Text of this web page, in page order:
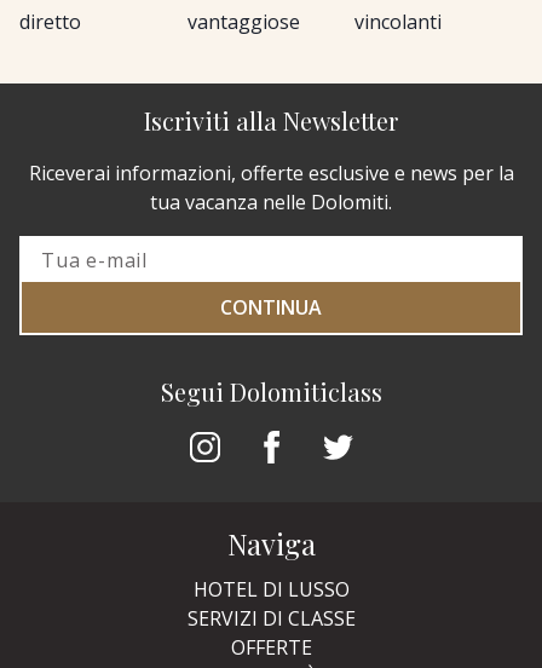
diretto
vantaggiose
vincolanti
Segui Dolomiticlass
Iscriviti alla Newsletter
Riceverai informazioni, offerte esclusive e news per la
tua vacanza nelle Dolomiti.
CONTINUA
Naviga
HOTEL DI LUSSO
SERVIZI DI CLASSE
OFFERTE